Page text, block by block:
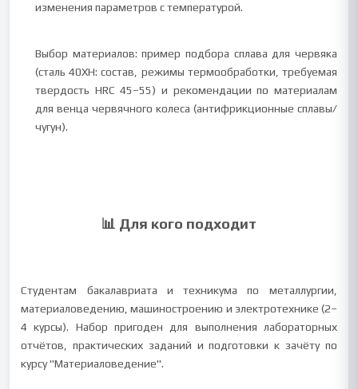
изменения параметров с температурой.
Выбор материалов: пример подбора сплава для червяка
(сталь 40ХН: состав, режимы термообработки, требуемая
твердость HRC 45–55) и рекомендации по материалам
для венца червячного колеса (антифрикционные сплавы/
чугун).
📊 Для кого подходит
Студентам бакалавриата и техникума по металлургии,
материаловедению, машиностроению и электротехнике (2–
4 курсы). Набор пригоден для выполнения лабораторных
отчётов, практических заданий и подготовки к зачёту по
курсу "Материаловедение".